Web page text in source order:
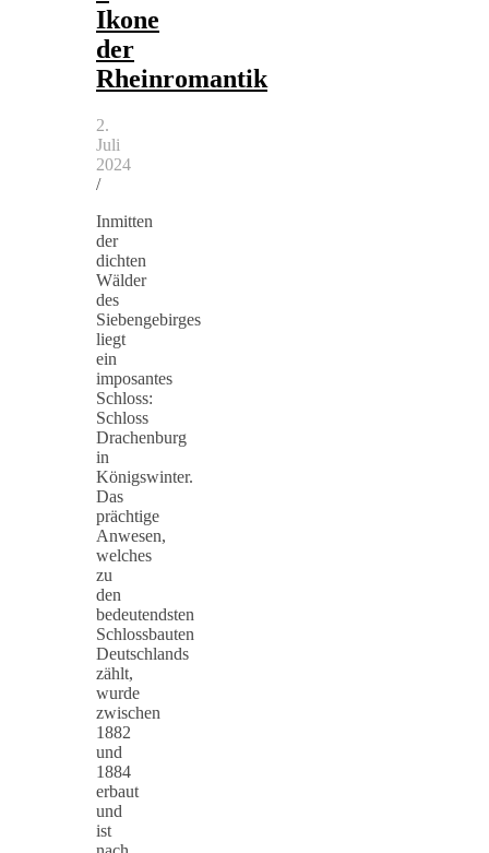
Ikone
der
Rheinromantik
2.
Juli
2024
/
Inmitten
der
dichten
Wälder
des
Siebengebirges
liegt
ein
imposantes
Schloss:
Schloss
Drachenburg
in
Königswinter.
Das
prächtige
Anwesen,
welches
zu
den
bedeutendsten
Schlossbauten
Deutschlands
zählt,
wurde
zwischen
1882
und
1884
erbaut
und
ist